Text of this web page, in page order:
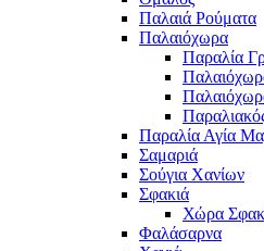
Παλαιά Ρούματα
Παλαιόχωρα
Παραλία
Παραλία Αγία
Σαμαριά
Σούγια Χανίων
Σφακιά
Χώρα
Φαλάσαρνα